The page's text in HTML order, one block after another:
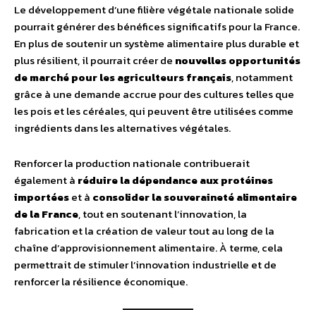
Le développement d’une filière végétale nationale solide
pourrait générer des bénéfices significatifs pour la France.
En plus de soutenir un système alimentaire plus durable et
plus résilient, il pourrait créer de nouvelles opportunités
de marché pour les agriculteurs français, notamment
grâce à une demande accrue pour des cultures telles que
les pois et les céréales, qui peuvent être utilisées comme
ingrédients dans les alternatives végétales.
Renforcer la production nationale contribuerait
également à réduire la dépendance aux protéines
importéeset à consolider la souveraineté alimentaire
de la France, tout en soutenant l’innovation, la
fabrication et la création de valeur tout au long de la
chaîne d’approvisionnement alimentaire. À terme, cela
permettrait de stimuler l’innovation industrielle et de
renforcer la résilience économique.